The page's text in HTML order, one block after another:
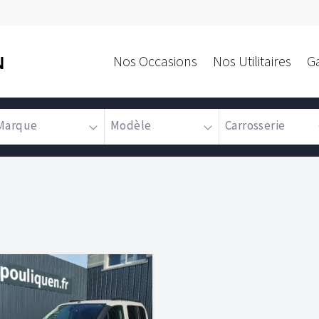
Nos Occasions Nos Utilitaires
Modèle Carrosserie